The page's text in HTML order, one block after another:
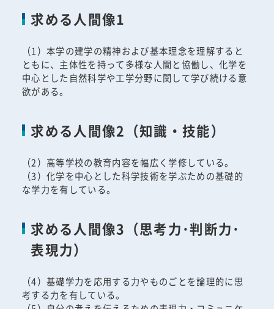
求める人間像1
（1）本学の建学の精神および基本理念を理解すると
ともに、主体性を持って多様な人間と協働し、化学を
中心とした自然科学や工学分野に関して学び続ける意
欲がある。
求める人間像2（知識・技能）
（2）高等学校の教育内容を幅広く学修している。
（3）化学を中心とした科学技術を学ぶための基礎的
な学力を有している。
求める人間像3（思考力･判断力･
表現力）
（4）基礎学力を応用する力やものごとを論理的に思
考する力を有している。